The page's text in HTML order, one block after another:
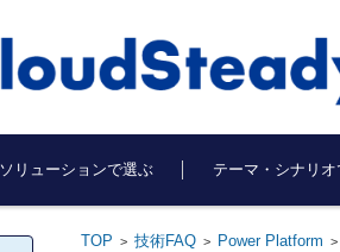
ソリューションで選ぶ テーマ・シナリ
TOP > 技術FAQ> Power Platform >